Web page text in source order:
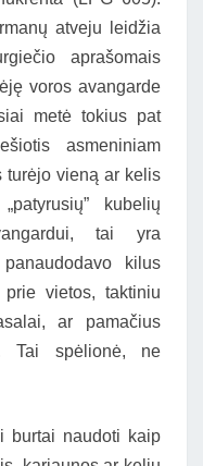
atveju leidžia
aprašomais
voros avangarde
metė tokius pat
asmeniniam
turėjo vieną ar kelis
kubelių
tai yra
kilus
vietos, taktiniu
ar pamačius
Tai spėlionė, ne
burtai naudoti kaip